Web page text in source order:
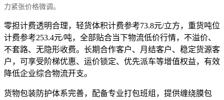
力紧张价格微调。
零担计费透明合理，轻货体积计费参考73.8元/立方，重货吨位
计费参考253.4元/吨，全部贴合当下物流低价行情，不溢价、
不套路、无隐形收费。长期合作客户、月结客户、稳定货源客
户，可享受阶梯优惠、运价锁定、优先派车等增值权益，有效
降低企业综合物流开支。
货物包装防护体系完善，配备专业打包班组，提供缠绕膜包